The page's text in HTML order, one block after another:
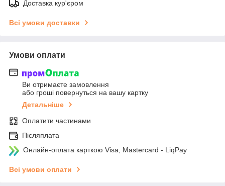
Доставка кур'єром
Всі умови доставки
Умови оплати
Ви отримаєте замовлення
або гроші повернуться на вашу картку
Детальніше
Оплатити частинами
Післяплата
Онлайн-оплата карткою Visa, Mastercard - LiqPay
Всі умови оплати